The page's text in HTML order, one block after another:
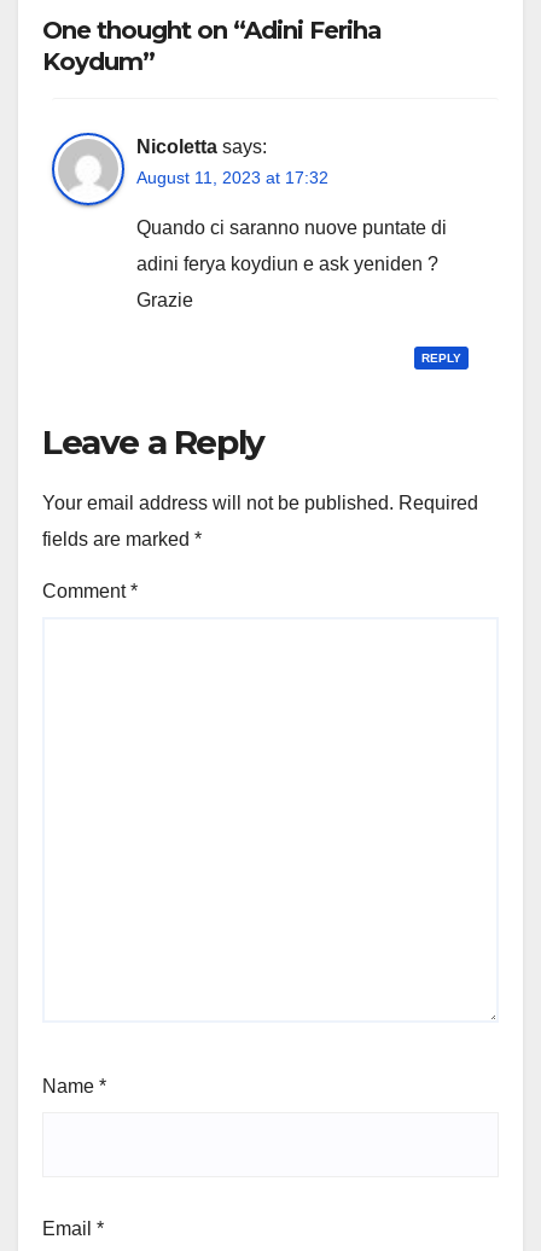
One thought on “Adini Feriha
Koydum”
Nicoletta says:
August 11, 2023 at 17:32
Quando ci saranno nuove puntate di
adini ferya koydiun e ask yeniden ?
Grazie
REPLY
Leave a Reply
Your email address will not be published. Required
fields are marked *
Comment*
Name *
Email *